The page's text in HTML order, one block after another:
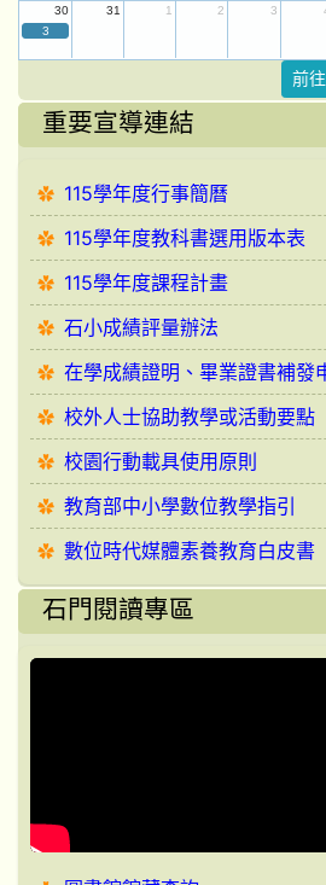
30 31 1 2 3
3
前
重要宣導連結
115學年度行事簡曆
115學年度教科書選用版本表
115學年度課程計畫
石小成績評量辦法
在學成績證明、畢業證書補發
校外人士協助教學或活動要點
校園行動載具使用原則
教育部中小學數位教學指引
數位時代媒體素養教育白皮書
石門閱讀專區